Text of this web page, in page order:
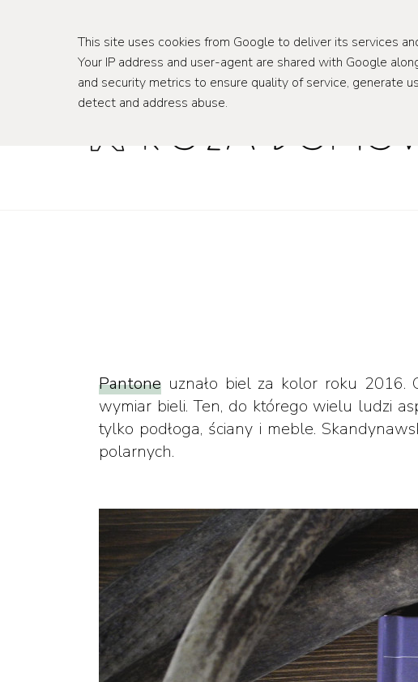
Pantone uznało biel za kolor roku 2016.
wymiar bieli. Ten, do którego wielu ludzi
tylko podłoga, ściany i meble.
polarnych.
This site uses cookies from Google to deliver its services
Your IP address and user-agent are shared with Google
and security metrics to ensure quality of service, generate
detect and address abuse.